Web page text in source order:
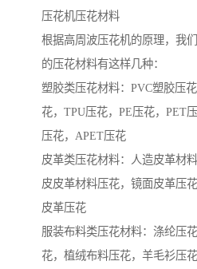
压花机压花材料
根据高周波压花机的原理，我
的压花材料有这样几种：
塑胶类压花材料：PVC塑胶压
花，TPU压花，PE压花，PET
压花，APET压花
皮革类压花材料：人造皮革材
皮皮革材料压花，镜面皮革压
皮革压花
服装布料类压花材料：涤纶压
花，植绒布料压花，羊毛衫压